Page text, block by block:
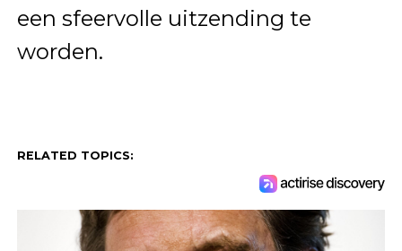
een sfeervolle uitzending te
worden.
RELATED TOPICS: